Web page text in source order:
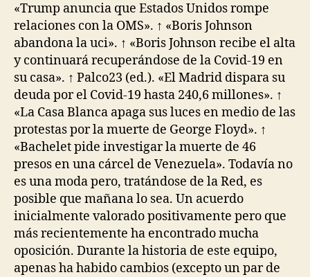
«Trump anuncia que Estados Unidos rompe
relaciones con la OMS». ↑ «Boris Johnson
abandona la uci». ↑ «Boris Johnson recibe el alta
y continuará recuperándose de la Covid-19 en
su casa». ↑ Palco23 (ed.). «El Madrid dispara su
deuda por el Covid-19 hasta 240,6 millones». ↑
«La Casa Blanca apaga sus luces en medio de las
protestas por la muerte de George Floyd». ↑
«Bachelet pide investigar la muerte de 46
presos en una cárcel de Venezuela». Todavía no
es una moda pero, tratándose de la Red, es
posible que mañana lo sea. Un acuerdo
inicialmente valorado positivamente pero que
más recientemente ha encontrado mucha
oposición. Durante la historia de este equipo,
apenas ha habido cambios (excepto un par de